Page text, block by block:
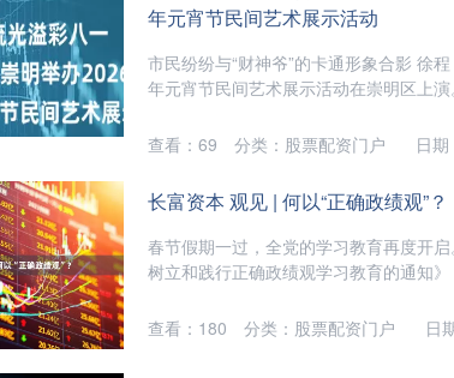
年元宵节民间艺术展示活动
市民纷纷与“财神爷”的卡通形象合影 徐
年元宵节民间艺术展示活动在崇明区上
日
查看： 69 分类： 股票配资门户
长富资本 观见 | 何以“正确政绩观”？
春节假期一过，全党的学习教育再度开
树立和践行正确政绩观学习教育的通知
日
查看： 180 分类： 股票配资门户